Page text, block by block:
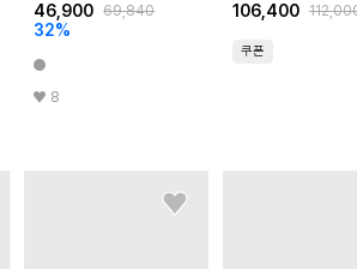
팬츠 (MELANGE GREY)
46,900 69,840
32%
8
balloon pants
106,400
쿠폰